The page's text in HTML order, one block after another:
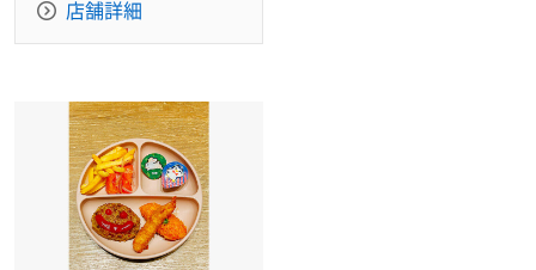
店舗詳細